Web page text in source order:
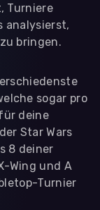
Turniere
analysierst,
bringen.
sogar pro
deine
Star Wars
8 deiner
Wing und A
Turnier